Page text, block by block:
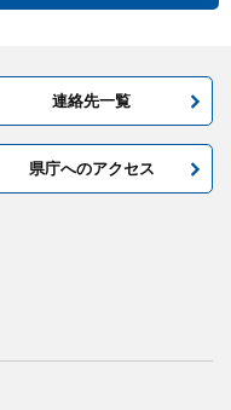
連絡先一覧
県庁へのアクセス